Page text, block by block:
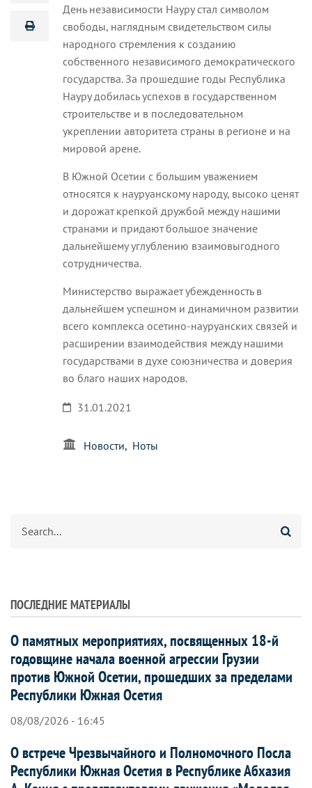
День независимости Науру стал символом
свободы, наглядным свидетельством силы
народного стремления к созданию
собственного независимого демократического
государства. За прошедшие годы Республика
Науру добилась успехов в государственном
строительстве и в последовательном
укреплении авторитета страны в регионе и на
мировой арене.
В Южной Осетии с большим уважением
относятся к науруанскому народу, высоко ценят
и дорожат крепкой дружбой между нашими
странами и придают большое значение
дальнейшему углублению взаимовыгодного
сотрудничества.
Министерство выражает убежденность в
дальнейшем успешном и динамичном развитии
всего комплекса осетино-науруанских связей и
расширении взаимодействия между нашими
государствами в духе союзничества и доверия
во благо наших народов.
31.01.2021
Новости Ноты
ПОСЛЕДНИЕ МАТЕРИАЛЫ
О памятных мероприятиях, посвященных 18-й
годовщине начала военной агрессии Грузии
против Южной Осетии, прошедших за пределами
Республики Южная Осетия
08/08/2026 - 16:45
О встрече Чрезвычайного и Полномочного Посла
Республики Южная Осетия в Республике Абхазия